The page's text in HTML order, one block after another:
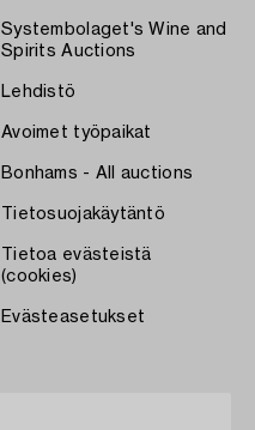
Systembolaget's Wine and
Spirits Auctions
Lehdistö
Avoimet työpaikat
Bonhams - All auctions
Tietosuojakäytäntö
Tietoa evästeistä
(cookies)
Evästeasetukset